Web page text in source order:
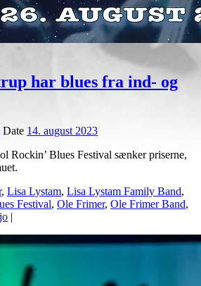
har blues fra ind- og
Date 14. august 2023
Rockin’ Blues Festival sænker priserne,
, Lisa Lystam, Lisa Lystam Family Band,
Festival, Ole Frimer, Ole Frimer Band,
|